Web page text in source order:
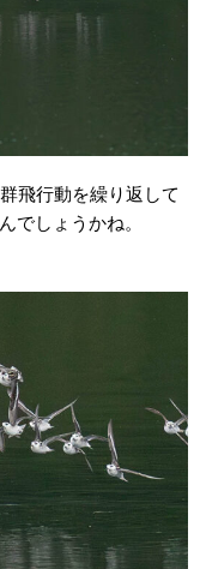
飛行動を繰り返して
でしょうかね。